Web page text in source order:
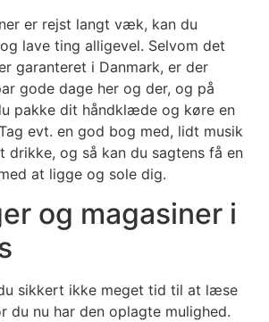
er rejst langt væk, kan du
lave ting alligevel. Selvom det
garanteret i Danmark, er der
gode dage her og der, og på
pakke dit håndklæde og køre en
evt. en god bog med, lidt musik
drikke, og så kan du sagtens få en
at ligge og sole dig.
og magasiner i
sikkert ikke meget tid til at læse
du nu har den oplagte mulighed.